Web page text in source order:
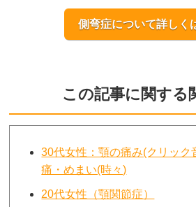
側弯症について詳しく
この記事に関する
30代女性：顎の痛み(クリック
痛・めまい(時々)
20代女性（顎関節症）